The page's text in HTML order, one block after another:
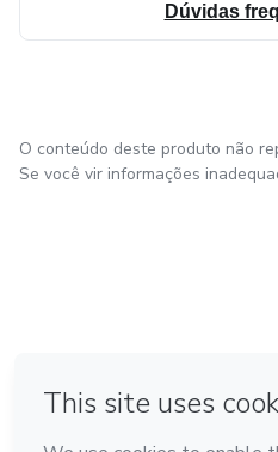
Dúvidas
O conteúdo deste produto não
Se você vir informações
Feito com ❤ em Amsterdam